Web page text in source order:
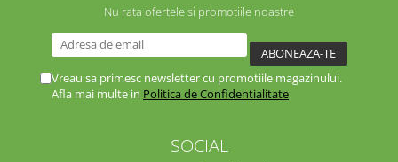
Nu rata ofertele si promotiile noastre
Vreau sa primesc newsletter cu promotiile magazinului.
Afla mai multe in Politica de Confidentialitate
SOCIAL